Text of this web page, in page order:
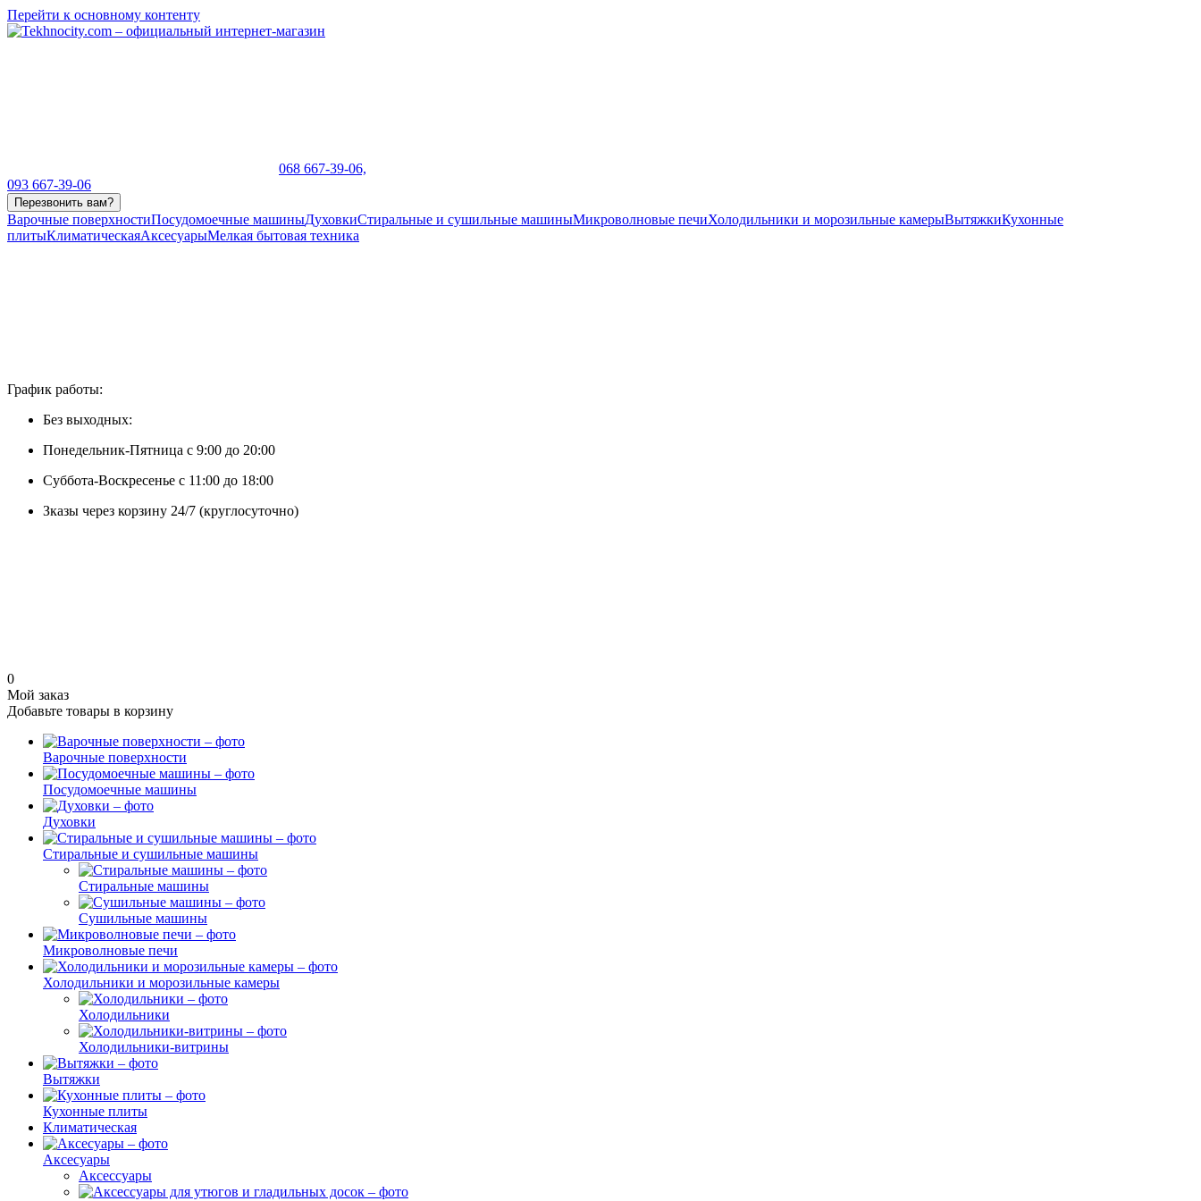
Перейти к основному контенту
068 667-39-06,
093 667-39-06
Перезвонить вам?
Варочные поверхностиПосудомоечные машиныДуховкиСтиральные и сушильные машиныМикроволновые печиХолодильники и морозильные камерыВытяжкиКухонные
плитыКлиматическаяАксесуарыМелкая бытовая техника
График работы:
Без выходных:
Понедельник-Пятница с 9:00 до 20:00
Суббота-Воскресенье с 11:00 до 18:00
Зказы через корзину 24/7 (круглосуточно)
0
Мой заказ
Добавьте товары в корзину
Варочные поверхности
Посудомоечные машины
Духовки
Стиральные и сушильные машины
Стиральные машины
Сушильные машины
Микроволновые печи
Холодильники и морозильные камеры
Холодильники
Холодильники-витрины
Вытяжки
Кухонные плиты
Климатическая
Аксесуары
Аксессуары